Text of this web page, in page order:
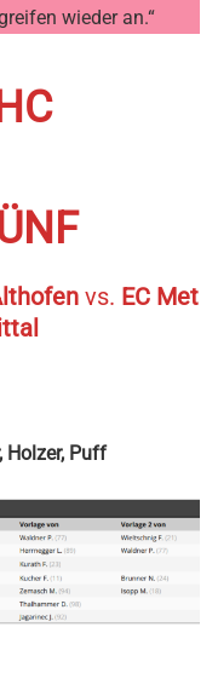
wieder an.“
vs. EC Met
Holzer, Puff